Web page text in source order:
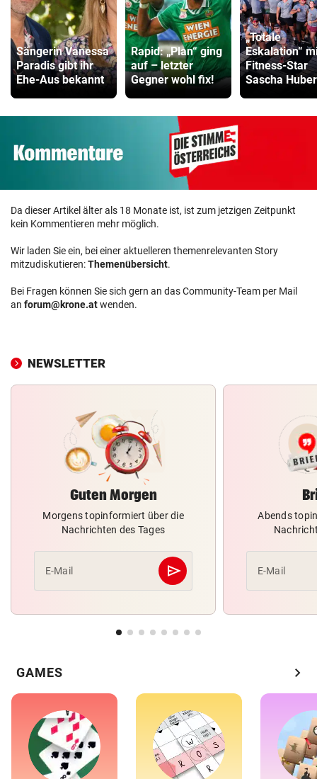
Sängerin Vanessa
Paradis gibt ihr
Ehe-Aus bekannt
Rapid: „Plan“ ging
auf – letzter
Gegner wohl fix!
„Totale
Eskalation“
Fitness-Star
Sascha Huber
Da dieser Artikel älter als 18 Monate ist, ist zum jetzigen Zeitpunkt
kein Kommentieren mehr möglich.
Wir laden Sie ein, bei einer aktuelleren themenrelevanten Story
mitzudiskutieren:Themenübersicht.
Bei Fragen können Sie sich gern an das Community-Team per Mail
an forum@krone.atwenden.
NEWSLETTER
Guten Morgen
Morgens topinformiert über die
Nachrichten des Tages
E-Mail send
Abschicken
Abends
E-Mail
GAMES chevron_right